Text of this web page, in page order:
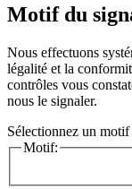
Motif du
Nous effectuons
légalité et la
contrôles vous
nous le signaler.
Sélectionnez un
Motif: